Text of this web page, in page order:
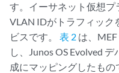
す。イーサネット仮想プ
VLAN IDがトラフィック
ビスです。 表 2 は、
し、Junos OS Evolved
成にマッピングしたもの